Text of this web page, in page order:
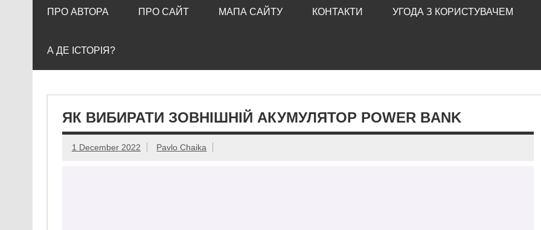
ПРО АВТОРА ПРО САЙТ МАПА САЙТУ КОНТАКТИ УГОДА З КОРИСТУВАЧЕМ
А ДЕ ІСТОРІЯ?
ЯК ВИБИРАТИ ЗОВНІШНІЙ АКУМУЛЯТОР POWER BANK
1 December 2022 Pavlo Chaika